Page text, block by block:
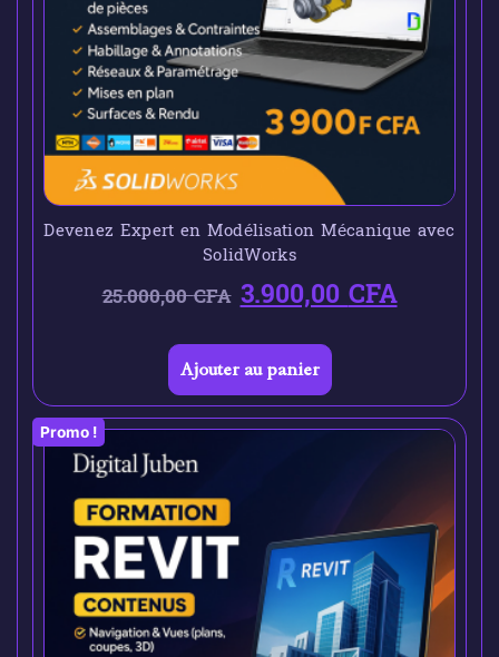
Devenez Expert en Modélisation Mécanique avec
SolidWorks
25.000,00CFA 3.900,00CFA
Ajouter au panier
Promo !